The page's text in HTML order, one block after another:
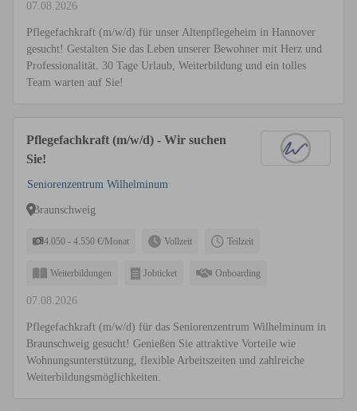
07.08.2026
Pflegefachkraft (m/w/d) für unser Altenpflegeheim in Hannover
gesucht! Gestalten Sie das Leben unserer Bewohner mit Herz und
Professionalität. 30 Tage Urlaub, Weiterbildung und ein tolles
Team warten auf Sie!
Pflegefachkraft (m/w/d) - Wir suchen
Sie!
Seniorenzentrum Wilhelminum
Braunschweig
4.050 - 4.550 €/Monat Vollzeit Teilzeit
Weiterbildungen Jobticket Onboarding
07.08.2026
Pflegefachkraft (m/w/d) für das Seniorenzentrum Wilhelminum in
Braunschweig gesucht! Genießen Sie attraktive Vorteile wie
Wohnungsunterstützung, flexible Arbeitszeiten und zahlreiche
Weiterbildungsmöglichkeiten.